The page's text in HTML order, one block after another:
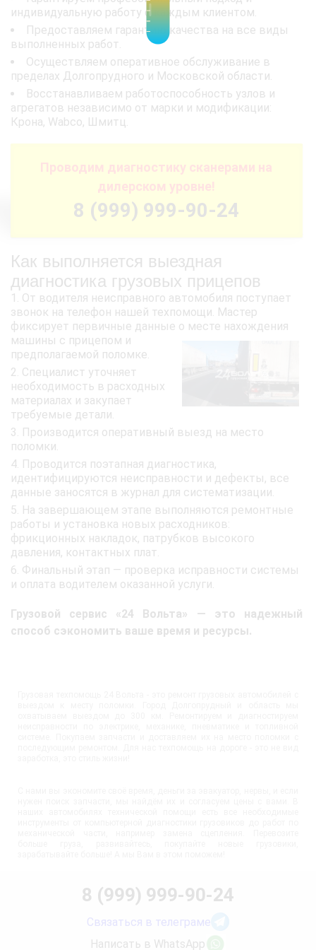
индивидуальную работу с каждым клиентом.
Предоставляем гарантию качества на все виды
выполненных работ.
Осуществляем оперативное обслуживание в
пределах Долгопрудного и Московской области.
Восстанавливаем работоспособность узлов и
агрегатов независимо от марки и модификации:
Крона, Wabco, Шмитц.
Проводим диагностику сканерами на
дилерском уровне!
8 (999) 999-90-24
Как выполняется выездная
диагностика грузовых прицепов
От водителя неисправного автомобиля поступает
звонок на телефон нашей техпомощи. Мастер
фиксирует первичные данные о месте нахождения
машины с прицепом и
предполагаемой поломке.
Специалист уточняет
необходимость в расходных
материалах и закупает
требуемые детали.
Производится оперативный выезд на место
поломки.
Проводится поэтапная диагностика,
идентифицируются неисправности и дефекты, все
данные заносятся в журнал для систематизации.
На завершающем этапе выполняются ремонтные
работы и установка новых расходников:
фрикционных накладок, патрубков высокого
давления, контактных плат.
Финальный этап — проверка исправности системы
и оплата водителем оказанной услуги.
Грузовой сервис «24 Вольта» — это надежный
способ сэкономить ваше время и ресурсы.
8 (999) 999-90-24
Связаться в телеграме
Написать в WhatsApp